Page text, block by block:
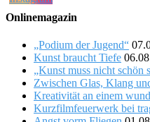
Onlinemagazin
„Podium der Jugend“
Kunst braucht Tiefe
„Kunst muss nicht schön
Zwischen Glas, Klang
Kreativität an einem
Kurzfilmfeuerwerk bei